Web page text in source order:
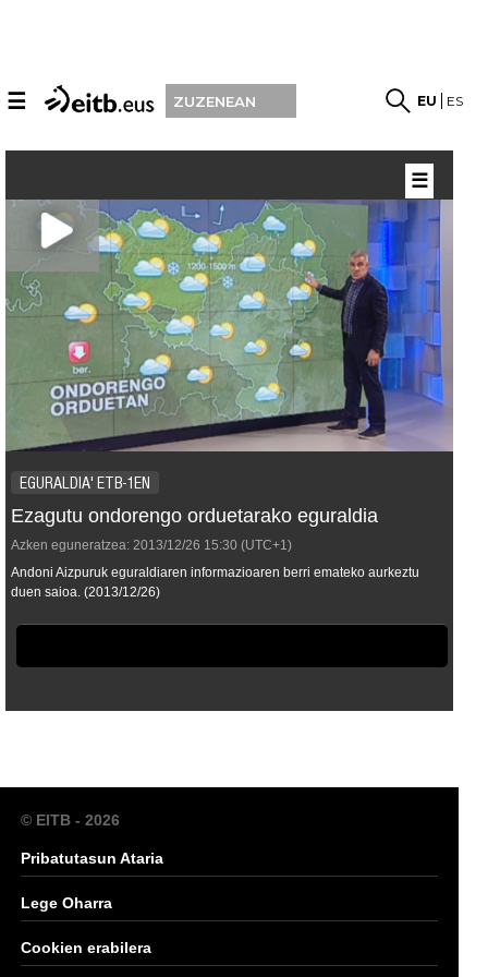
☰ ZUZENEAN EU ES
EGURALDIA' ETB-1EN
Ezagutu ondorengo orduetarako eguraldia
Azken eguneratzea: 2013/12/26 15:30 (UTC+1)
Andoni Aizpuruk eguraldiaren informazioaren berri emateko aurkeztu
duen saioa. (2013/12/26)
☰
© EITB - 2026
Pribatutasun Ataria
Lege Oharra
Cookien erabilera